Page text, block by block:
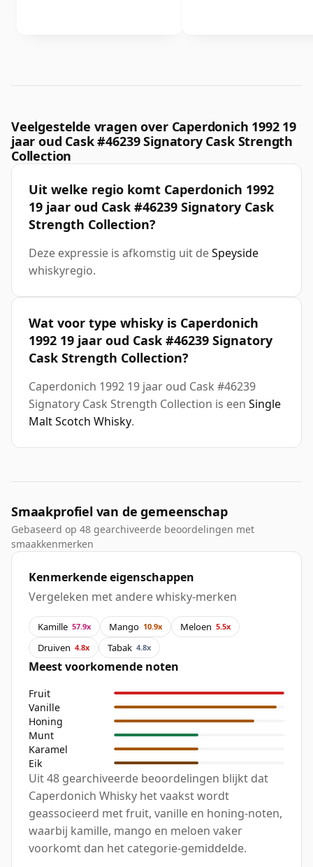
Veelgestelde vragen over Caperdonich 1992 19
jaar oud Cask #46239 Signatory Cask Strength
Collection
Uit welke regio komt Caperdonich 1992
19 jaar oud Cask #46239 Signatory Cask
Strength Collection?
Deze expressie is afkomstig uit deSpeyside
whiskyregio.
Wat voor type whisky is Caperdonich
1992 19 jaar oud Cask #46239 Signatory
Cask Strength Collection?
Caperdonich 1992 19 jaar oud Cask #46239
Signatory Cask Strength Collection is een Single
Malt Scotch Whisky.
Smaakprofiel van de gemeenschap
Gebaseerd op 48 gearchiveerde beoordelingen met
smaakkenmerken
Kenmerkende eigenschappen
Vergeleken met andere whisky-merken
Kamille 57.9x Mango 10.9x Meloen 5.5x
Druiven 4.8x Tabak 4.8x
Meest voorkomende noten
Fruit
Vanille
Honing
Munt
Karamel
Eik
Uit 48 gearchiveerde beoordelingen blijkt dat
Caperdonich Whisky het vaakst wordt
geassocieerd met fruit, vanille en honing-noten,
waarbij kamille, mango en meloen vaker
voorkomt dan het categorie-gemiddelde.